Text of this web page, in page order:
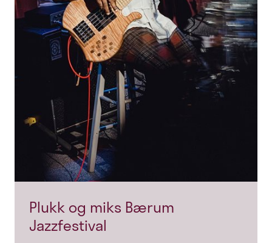
Plukk og miks Bærum
Jazzfestival